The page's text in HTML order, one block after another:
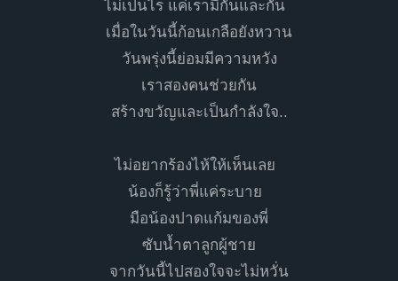
ไม่เป็นไร แค่เรามีกันและกัน
เมื่อในวันนี้ก้อนเกลือยังหวาน
วันพรุ่งนี้ย่อมมีความหวัง
เราสองคนช่วยกัน
สร้างขวัญและเป็นกำลังใจ..
ไม่อยากร้องไห้ให้เห็นเลย
น้องก็รู้ว่าพี่แค่ระบาย
มือน้องปาดแก้มของพี่
ซับน้ำตาลูกผู้ชาย
จากวันนี้ไปสองใจจะไม่หวั่น